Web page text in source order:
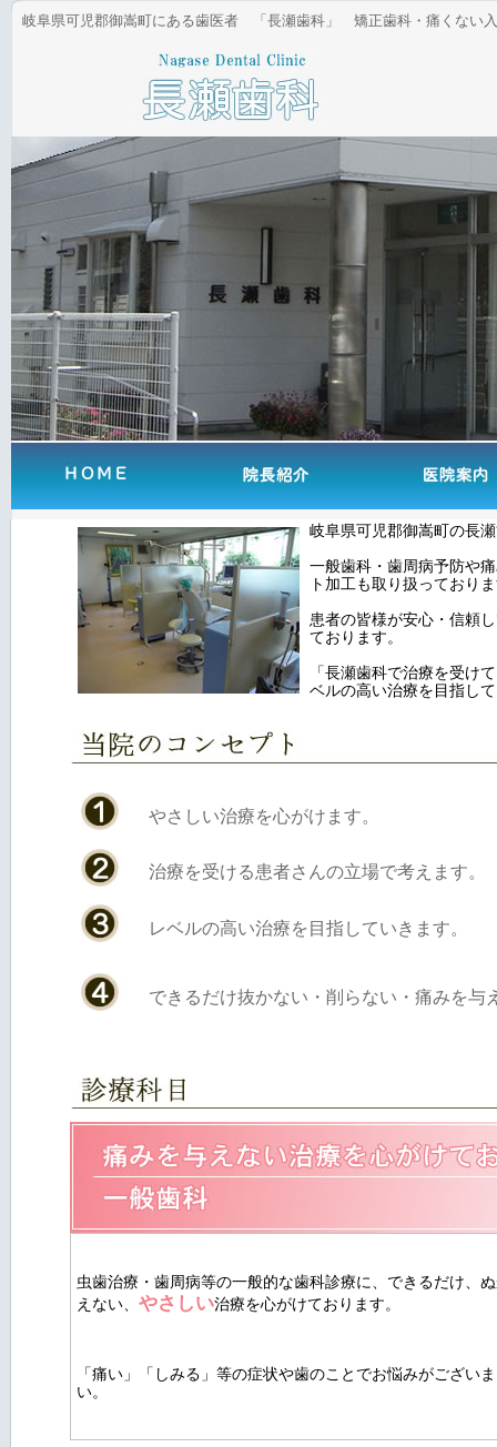
岐阜県可児郡御嵩町にある歯医者 「長瀬歯科」 矯正歯科・痛くない
岐阜県可児郡御嵩町の長
一般歯科・歯周病予防や
ト加工も取り扱っており
患者の皆様が安心・信頼
ております。
「長瀬歯科で治療を受け
ベルの高い治療を目指し
やさしい治療を心がけます。
治療を受ける患者さんの立場で考えます。
レベルの高い治療を目指していきます。
できるだけ抜かない・削らない・痛みを与
虫歯治療・歯周病等の一般的な歯科診療に、できるだけ、
えない、 やさしい治療を心がけております。
「痛い」「しみる」等の症状や歯のことでお悩みがござい
い。